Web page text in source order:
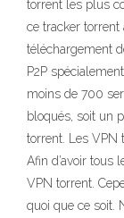
torrent les plus
ce tracker torrent
téléchargement
P2P
moins de 700
bloqués, soit un
torrent. Les VPN
Afin d’avoir tous
VPN torrent.
quoi que ce soit.